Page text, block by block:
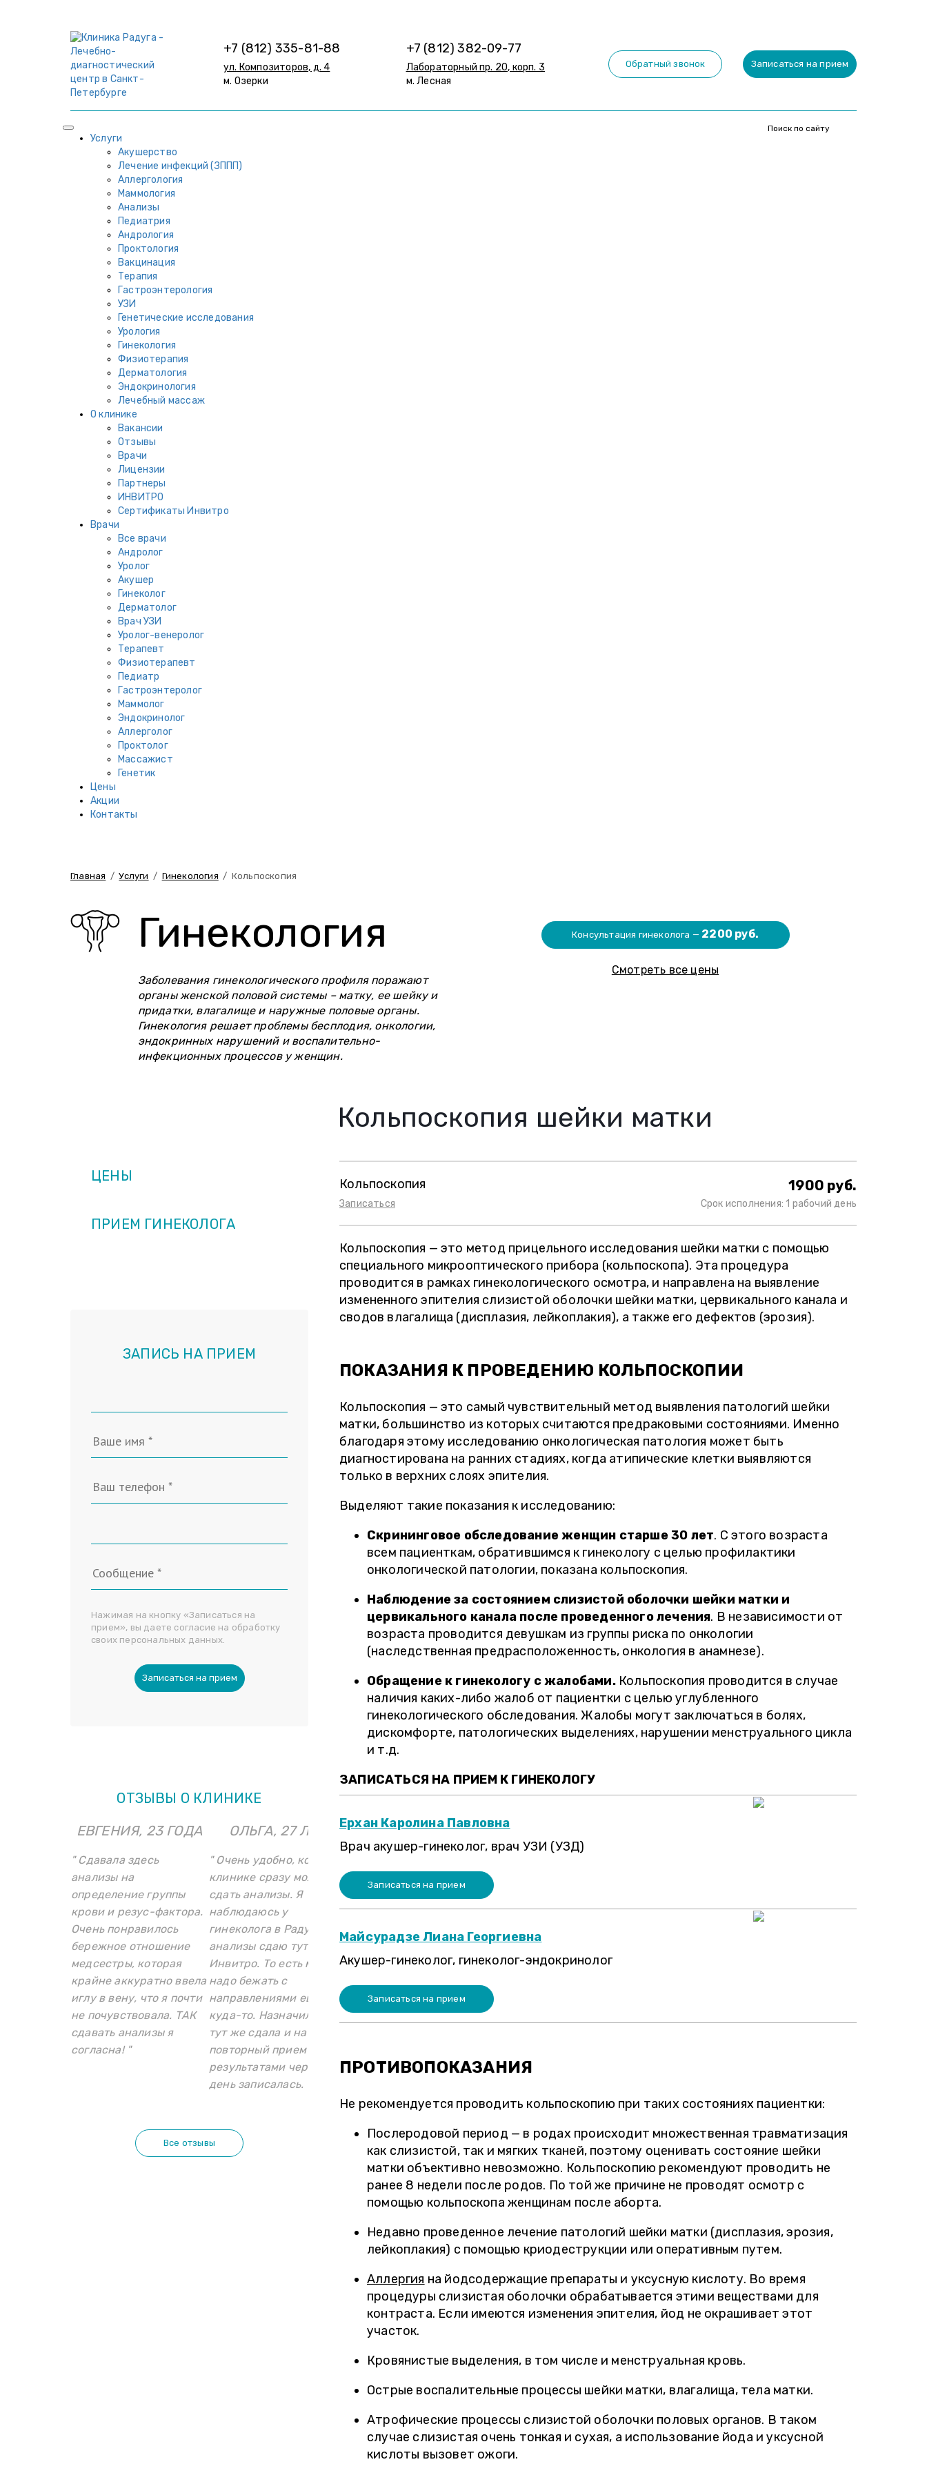
+7 (812) 335-81-88
ул. Композиторов, д. 4
м. Озерки
+7 (812) 382-09-77
Лабораторный пр. 20, корп. 3
м. Лесная
Обратный звонок Записаться на прием
Услуги
Акушерство
Лечение инфекций (ЗППП)
Аллергология
Маммология
Анализы
Педиатрия
Андрология
Проктология
Вакцинация
Терапия
Гастроэнтерология
УЗИ
Генетические исследования
Урология
Гинекология
Физиотерапия
Дерматология
Эндокринология
Лечебный массаж
О клинике
Вакансии
Отзывы
Врачи
Лицензии
Партнеры
ИНВИТРО
Сертификаты Инвитро
Врачи
Все врачи
Андролог
Уролог
Акушер
Гинеколог
Дерматолог
Врач УЗИ
Уролог-венеролог
Терапевт
Физиотерапевт
Педиатр
Гастроэнтеролог
Маммолог
Эндокринолог
Аллерголог
Проктолог
Массажист
Генетик
Цены
Акции
Контакты
Главная /Услуги / Гинекология / Кольпоскопия
Гинекология
Заболевания гинекологического профиля поражают
органы женской половой системы – матку, ее шейку и
придатки, влагалище и наружные половые органы.
Гинекология решает проблемы бесплодия, онкологии,
эндокринных нарушений и воспалительно-
инфекционных процессов у женщин.
Консультация гинеколога — 2200 руб.
Смотреть все цены
ЦЕНЫ
ПРИЕМ ГИНЕКОЛОГА
ЗАПИСЬ НА ПРИЕМ
Нажимая на кнопку «Записаться на
прием», вы даете согласие на обработку
своих персональных данных.
Записаться на прием
ОТЗЫВЫ О КЛИНИКЕ
ЕВГЕНИЯ, 23 ГОДА
" Сдавала здесь
анализы на
определение группы
крови и резус-фактора.
Очень понравилось
бережное отношение
медсестры, которая
крайне аккуратно ввела
иглу в вену, что я почти
не почувствовала. ТАК
сдавать анализы я
согласна! "
ОЛЬГА, 27 ЛЕТ
" Очень удобно, когда в
клинике сразу можно
сдать анализы. Я
наблюдаюсь у
гинеколога в Радуге, а
анализы сдаю тут же в
Инвитро. То есть мне не
надо бежать с
направлениями еще
куда-то. Назначили –
тут же сдала и на
повторный прием уже с
результатами через
день записалась. "
ЕЛЕНА П., 37 ЛЕТ
очередь и 2-недельное
ожидание результатов,
а потом опять очередь
не для вас, идите в
Инвитро. Как не
единожды сдававшая
рекомендовать
клинику. Ни разу за все
достоверностью
Все отзывы
Кольпоскопия шейки матки
Кольпоскопия 1900 руб.
Записаться Срок исполнения: 1 рабочий день
Кольпоскопия — это метод прицельного исследования шейки матки с помощью
специального микрооптического прибора (кольпоскопа). Эта процедура
проводится в рамках гинекологического осмотра, и направлена на выявление
измененного эпителия слизистой оболочки шейки матки, цервикального канала и
сводов влагалища (дисплазия, лейкоплакия), а также его дефектов (эрозия).
ПОКАЗАНИЯ К ПРОВЕДЕНИЮ КОЛЬПОСКОПИИ
Кольпоскопия — это самый чувствительный метод выявления патологий шейки
матки, большинство из которых считаются предраковыми состояниями. Именно
благодаря этому исследованию онкологическая патология может быть
диагностирована на ранних стадиях, когда атипические клетки выявляются
только в верхних слоях эпителия.
Выделяют такие показания к исследованию:
Скрининговое обследование женщин старше 30 лет. С этого возраста
всем пациенткам, обратившимся к гинекологу с целью профилактики
онкологической патологии, показана кольпоскопия.
Наблюдение за состоянием слизистой оболочки шейки матки и
цервикального канала после проведенного лечения. В независимости от
возраста проводится девушкам из группы риска по онкологии
(наследственная предрасположенность, онкология в анамнезе).
Обращение к гинекологу с жалобами.Кольпоскопия проводится в случае
наличия каких-либо жалоб от пациентки с целью углубленного
гинекологического обследования. Жалобы могут заключаться в болях,
дискомфорте, патологических выделениях, нарушении менструального цикла
и т.д.
ЗАПИСАТЬСЯ НА ПРИЕМ К ГИНЕКОЛОГУ
Ерхан Каролина Павловна
Врач акушер-гинеколог, врач УЗИ (УЗД)
Записаться на прием
Майсурадзе Лиана Георгиевна
Акушер-гинеколог, гинеколог-эндокринолог
Записаться на прием
ПРОТИВОПОКАЗАНИЯ
Не рекомендуется проводить кольпоскопию при таких состояниях пациентки:
Послеродовой период — в родах происходит множественная травматизация
как слизистой, так и мягких тканей, поэтому оценивать состояние шейки
матки объективно невозможно. Кольпоскопию рекомендуют проводить не
ранее 8 недели после родов. По той же причине не проводят осмотр с
помощью кольпоскопа женщинам после аборта.
Недавно проведенное лечение патологий шейки матки (дисплазия, эрозия,
лейкоплакия) с помощью криодеструкции или оперативным путем.
Аллергия на йодсодержащие препараты и уксусную кислоту. Во время
процедуры слизистая оболочки обрабатывается этими веществами для
контраста. Если имеются изменения эпителия, йод не окрашивает этот
участок.
Кровянистые выделения, в том числе и менструальная кровь.
Острые воспалительные процессы шейки матки, влагалища, тела матки.
Атрофические процессы слизистой оболочки половых органов. В таком
случае слизистая очень тонкая и сухая, а использование йода и уксусной
кислоты вызовет ожоги.